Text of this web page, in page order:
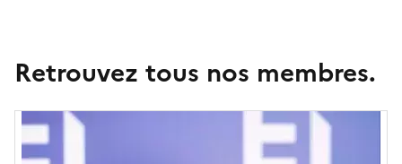
Retrouvez tous nos membres.